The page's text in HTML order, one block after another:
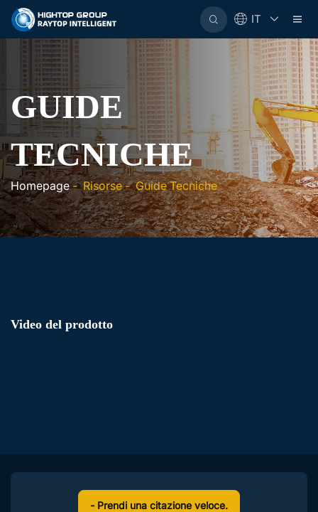
IT
GUIDE
TECNICHE
Homepage-Risorse-Guide Tecniche
Video del prodotto
- Prendi una citazione veloce.